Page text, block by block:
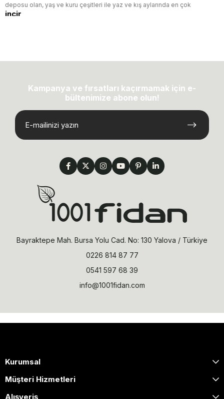
deposu olan
incir
, yaş ve kuru çeşitleri ile yaz ve kış aylarında en çok
inciri artık daha çok tüketmek istediklerinden dolayı kendi incirini
yetiştirmeye yönelmişlerdir. Bu sebepten ötürü tüketiciler,
fidancılardan incir fidanı alarak çok küçük alanda bile incirlerini
yetiştirebilmektedir. Artık bütün incir sevenler 1001fidan.com aracılığı
ile fidanlarını sipariş ederek birkaç gün içinde dikim yapabilmektedir.
Ancak
İncir fidanlarının
çok yüksek rakıma dikilmesi tavsiye edilmez zira ağacın
bahçede bile verimli ağaçlar yetiştirebilirsiniz.
genelde çelik veya aşılama yöntemi ile üretilmektedir.
İncir fidanı fiyatları ve çeşit özellikleri
alabileceğiniz bu bölümde sizlere sadece incir fidanı satışı deği aynı
sulama ve gübreleme nasıl olmalıdır?"
gibi birçok teknik konuda bilgi sahibi olabilirsiniz.
Kampanya ve fırsatları kaçırmamak için e-
bültenimize abone olun!
Bayraktepe Mah. Bursa Yolu Cad. No: 130 Yalova / Türkiye
0226 814 87 77
0541 597 68 39
info@1001fidan.com
Kurumsal
Müşteri Hizmetleri
Alışveriş